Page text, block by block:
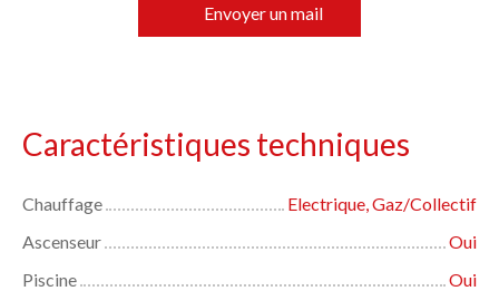
Envoyer un mail
Caractéristiques techniques
Chauffage
Electrique, Gaz/Collectif
Ascenseur
Oui
Piscine
Oui